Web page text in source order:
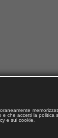
che accetti la politica
e sui cookie.